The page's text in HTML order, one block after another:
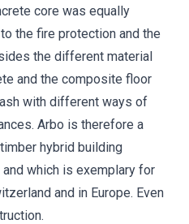
core was equally
the fire protection and the
the different material
and the composite floor
with different ways of
Arbo is therefore a
hybrid building
which is exemplary for
and in Europe. Even